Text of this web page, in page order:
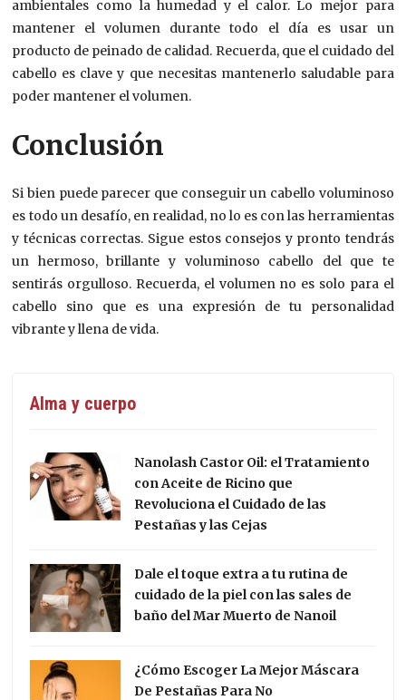
ambientales como la humedad y el calor. Lo mejor para
mantener el volumen durante todo el día es usar un
producto de peinado de calidad. Recuerda, que el cuidado del
cabello es clave y que necesitas mantenerlo saludable para
poder mantener el volumen.
Conclusión
Si bien puede parecer que conseguir un cabello voluminoso
es todo un desafío, en realidad, no lo es con las herramientas
y técnicas correctas. Sigue estos consejos y pronto tendrás
un hermoso, brillante y voluminoso cabello del que te
sentirás orgulloso. Recuerda, el volumen no es solo para el
cabello sino que es una expresión de tu personalidad
vibrante y llena de vida.
Alma y cuerpo
Nanolash Castor Oil: el Tratamiento
con Aceite de Ricino que
Revoluciona el Cuidado de las
Pestañas y las Cejas
Dale el toque extra a tu rutina de
cuidado de la piel con las sales de
baño del Mar Muerto de Nanoil
¿Cómo Escoger La Mejor Máscara
De Pestañas Para No